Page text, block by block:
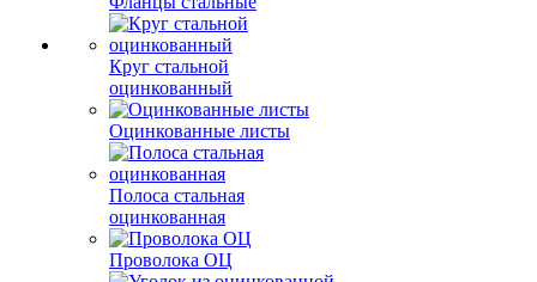
Круг стальной
оцинкованный
Оцинкованные листы
Полоса стальная
оцинкованная
Проволока ОЦ